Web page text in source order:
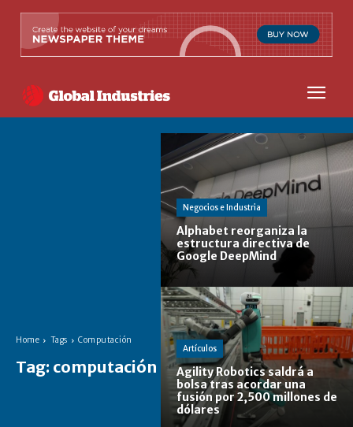
Home Tags Computación
Tag: computación
Negocios e Industria
Alphabet reorganiza la
estructura directiva de
Google DeepMind
Artículos
Agility Robotics saldrá a
bolsa tras acordar una
fusión por 2,500 millones de
dólares